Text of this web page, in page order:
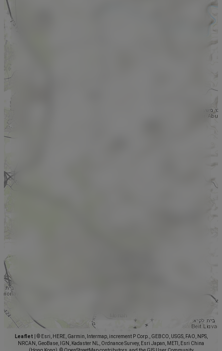
Leaflet
© Esri, HERE, Garmin, Intermap, increment P Corp., GEBCO, USGS, FAO, NPS,
NRCAN, GeoBase, IGN, Kadaster NL, Ordnance Survey, Esri Japan, METI, Esri China